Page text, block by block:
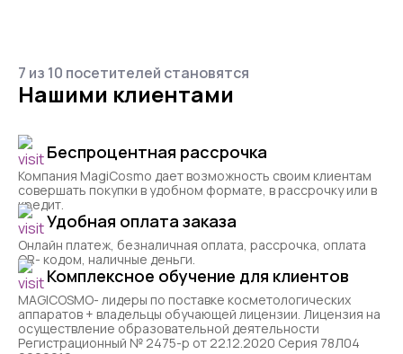
7 из 10 посетителей становятся
Нашими клиентами
Беспроцентная рассрочка
Компания MagiCosmo дает возможность своим клиентам
совершать покупки в удобном формате, в рассрочку или в
кредит.
Удобная оплата заказа
Онлайн платеж, безналичная оплата, рассрочка, оплата
QR- кодом, наличные деньги.
Комплексное обучение для клиентов
MAGICOSMO- лидеры по поставке косметологических
аппаратов + владельцы обучающей лицензии. Лицензия на
осуществление образовательной деятельности
Регистрационный № 2475-р от 22.12.2020 Серия 78Л04